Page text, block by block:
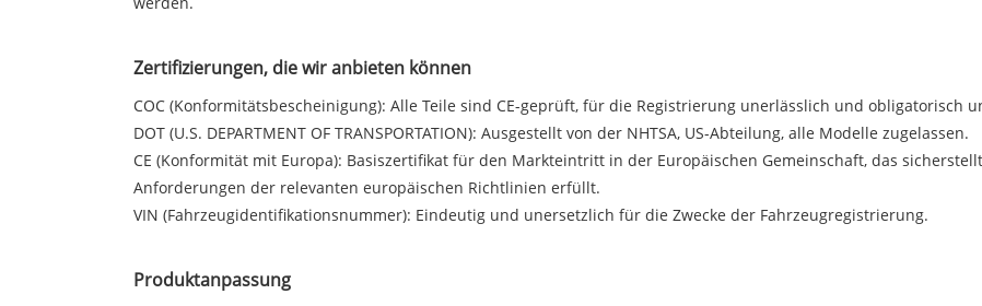
Zertifizierungen, die wir anbieten können
COC (Konformitätsbescheinigung): Alle Teile sind CE-geprüft, für die Registrierung unerlässlich und obligatorisch
DOT (U.S. DEPARTMENT OF TRANSPORTATION): Ausgestellt von der NHTSA, US-Abteilung, alle Modelle zugelassen.
CE (Konformität mit Europa): Basiszertifikat für den Markteintritt in der Europäischen Gemeinschaft, das
Anforderungen der relevanten europäischen Richtlinien erfüllt.
VIN (Fahrzeugidentifikationsnummer): Eindeutig und unersetzlich für die Zwecke der Fahrzeugregistrierung.
Produktanpassung